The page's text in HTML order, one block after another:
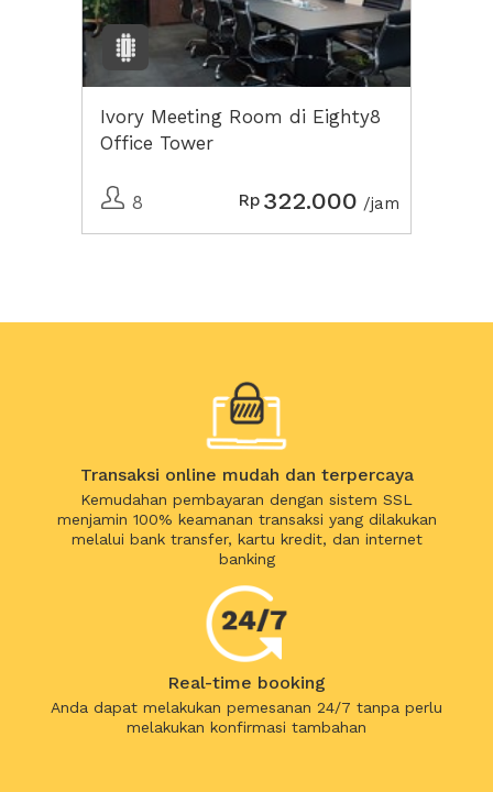
Ivory Meeting Room di Eighty8
Office Tower
8 Rp 322.000 /jam
Transaksi online mudah dan terpercaya
Kemudahan pembayaran dengan sistem SSL
menjamin 100% keamanan transaksi yang dilakukan
melalui bank transfer, kartu kredit, dan internet
banking
Real-time booking
Anda dapat melakukan pemesanan 24/7 tanpa perlu
melakukan konfirmasi tambahan